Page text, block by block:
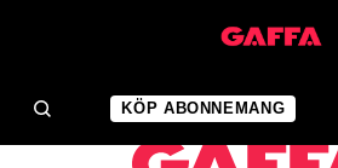
KÖP ABONNEMANG